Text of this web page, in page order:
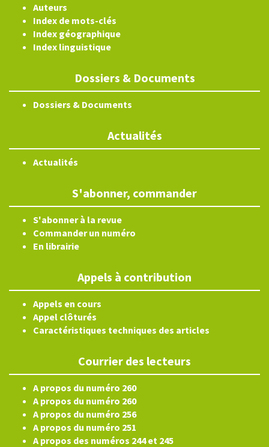
Auteurs
Index de mots-clés
Index géographique
Index linguistique
Dossiers & Documents
Dossiers & Documents
Actualités
Actualités
S'abonner, commander
S'abonner à la revue
Commander un numéro
En librairie
Appels à contribution
Appels en cours
Appel clôturés
Caractéristiques techniques des articles
Courrier des lecteurs
A propos du numéro 260
A propos du numéro 260
A propos du numéro 256
A propos du numéro 251
A propos des numéros 244 et 245